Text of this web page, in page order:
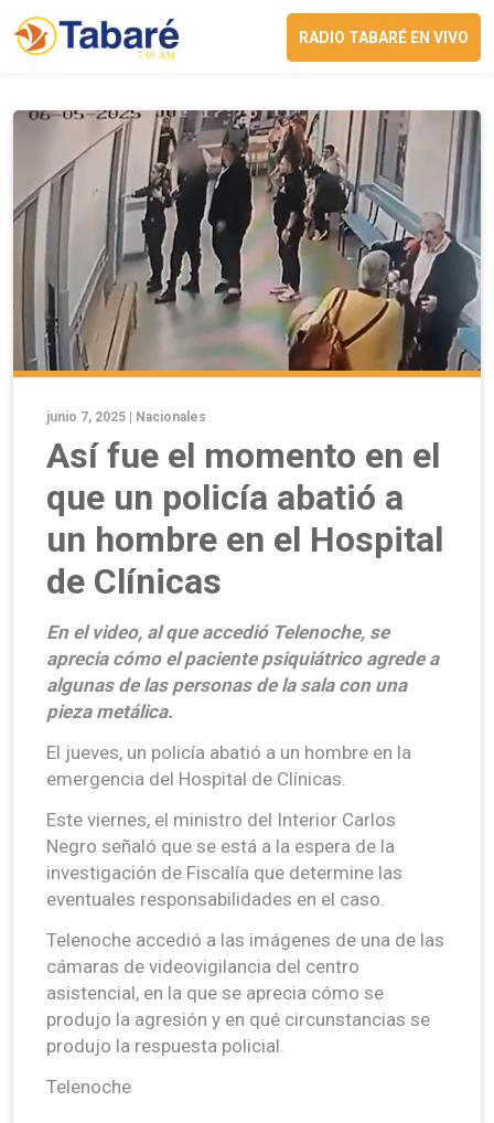
RADIO TABARÉ EN VIVO
junio 7, 2025 | Nacionales
Así fue el momento en el
que un policía abatió a
un hombre en el Hospital
de Clínicas
En el video, al que accedió Telenoche, se
aprecia cómo el paciente psiquiátrico agrede a
algunas de las personas de la sala con una
pieza metálica.
El jueves, un policía abatió a un hombre en la
emergencia del Hospital de Clínicas.
Este viernes, el ministro del Interior Carlos
Negro señaló que se está a la espera de la
investigación de Fiscalía que determine las
eventuales responsabilidades en el caso.
Telenoche accedió a las imágenes de una de las
cámaras de videovigilancia del centro
asistencial, en la que se aprecia cómo se
produjo la agresión y en qué circunstancias se
produjo la respuesta policial.
Telenoche